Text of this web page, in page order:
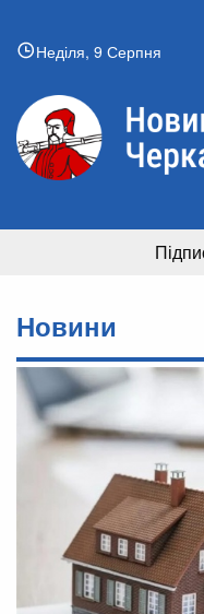
Неділя, 9 Серпня
Новини